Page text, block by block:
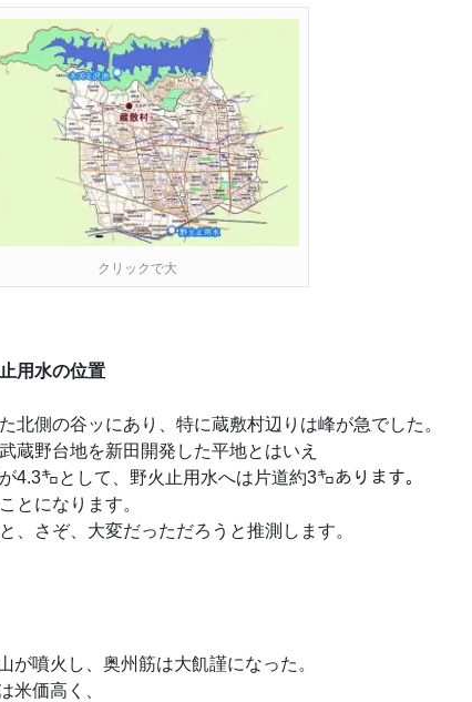
クリックで大
用水の位置
北側の谷ッにあり、特に蔵敷村辺りは峰が急でした。
蔵野台地を新田開発した平地とはいえ
4.3㌔として、野火止用水へは片道約3㌔あります。
とになります。
、さぞ、大変だっただろうと推測します。
が噴火し、奥州筋は大飢謹になった。
米価高く、